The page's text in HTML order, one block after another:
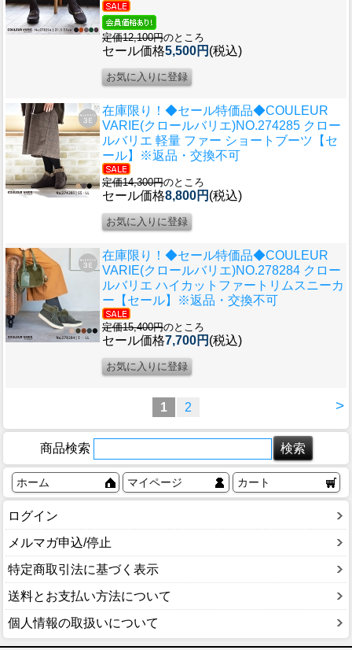
定価12,100円のところ
セール価格5,500円 (税込)
在庫限り！◆セール特価品◆COULEUR
VARIE(クロールバリエ)NO.274285 クロー
ルバリエ 軽量 ファー ショートブーツ【セ
ール】※返品・交換不可
定価14,300円のところ
セール価格8,800円 (税込)
在庫限り！◆セール特価品◆COULEUR
VARIE(クロールバリエ)NO.278284 クロー
ルバリエ ハイカットファートリムスニーカ
ー【セール】※返品・交換不可
定価15,400円のところ
セール価格7,700円 (税込)
>
1 2
商品検索
ホーム マイページ カート
ログイン
メルマガ申込/停止
特定商取引法に基づく表示
送料とお支払い方法について
個人情報の取扱いについて